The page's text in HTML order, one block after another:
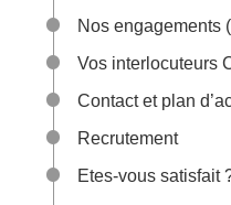
Nos engagements
Vos interlocuteurs
Contact et plan
Recrutement
Etes-vous satisfait